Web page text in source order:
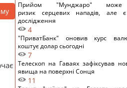
Прийом "Мунджаро" може
ризик серцевих нападів, але
дослідження
4
"ПриватБанк" оновив курс
коштує долар сьогодні
7
Телескоп на Гаваях зафіксував
явища на поверхні Сонця
11